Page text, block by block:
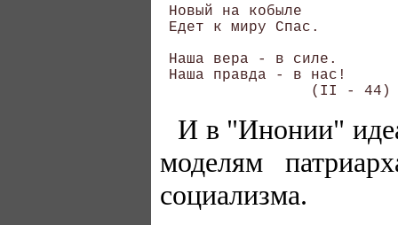
Новый на кобыле
Едет к миру Спас.
Наша вера - в силе.
Наша правда - в нас!
И в "Инонии"
моделям
социализма.